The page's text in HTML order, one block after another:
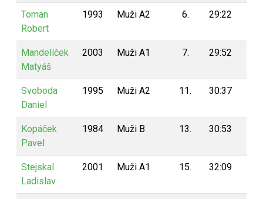
Toman
Robert
1993 Muži A2 6. 29:22
Mandelíček
Matyáš
2003 Muži A1 7. 29:52
Svoboda
Daniel
1995 Muži A2 11. 30:37
Kopáček
Pavel
1984 Muži B 13. 30:53
Stejskal
Ladislav
2001 Muži A1 15. 32:09